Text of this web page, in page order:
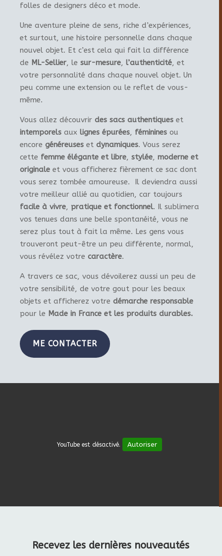
folles de designers déco et mode.
Une aventure pleine de sens, riche d’expériences,
et surtout, une histoire personnelle dans chaque
nouvel objet. Et c’est cela qui fait la différence
de ML-Sellier, le sur-mesure, l’authenticité, et
votre personnalité dans chaque nouvel objet. Un
peu comme une extension ou le reflet de vous-
même.
Vous allez découvrir des sacs authentiques et
intemporels aux lignes épurées, féminines ou
encore généreuses et dynamiques. Vous serez
cette femme élégante et libre, stylée, moderne et
originale et vous afficherez fièrement ce sac dont
vous serez tombée amoureuse. Il deviendra aussi
votre meilleur allié au quotidien, car toujours
facile à vivre, pratique et fonctionnel. Il sublimera
vos tenues dans une belle spontanéité, vous ne
serez plus tout à fait la même. Les gens vous
trouveront peut-être un peu différente, normal,
vous révélez votre caractère.
A travers ce sac, vous dévoilerez aussi un peu de
votre sensibilité, de votre gout pour les beaux
objets et afficherez votre démarche responsable
pour le Made in France et les produits durables.
ME CONTACTER
YouTube est désactivé. Autoriser
Recevez les dernières nouveautés